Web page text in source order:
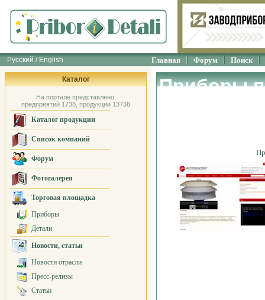
Русский / English Главная Форум Поиск
Каталог
На портале представлено:
предприятий 1738, продукции 13738
Каталог продукции
Список компаний
Форум
Фотогалерея
Торговая площадка
Приборы
Детали
Новости, статьи
Новости отрасли
Пресс-релизы
Статьи
Приборы